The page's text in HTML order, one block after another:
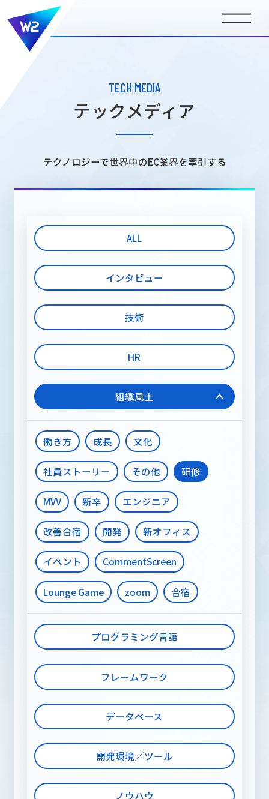
事業内容
COMPANY INFORMATION
メディア
RECRUIT INFORMATION
採用情報
お問い合わせ
TECH MEDIA
テックメディア
テクノロジーで世界中のEC業界を牽引する
ALL
インタビュー
技術
HR
組織風土
働き方 成長 文化
社員ストーリー その他 研修
MVV 新卒 エンジニア
改善合宿 開発 新オフィス
イベント CommentScreen
Lounge Game zoom 合宿
プログラミング言語
フレームワーク
データベース
開発環境／ツール
ノウハウ